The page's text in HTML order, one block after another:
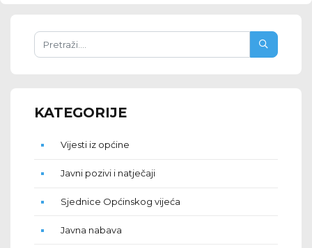
KATEGORIJE
Vijesti iz općine
Javni pozivi i natječaji
Sjednice Općinskog vijeća
Javna nabava